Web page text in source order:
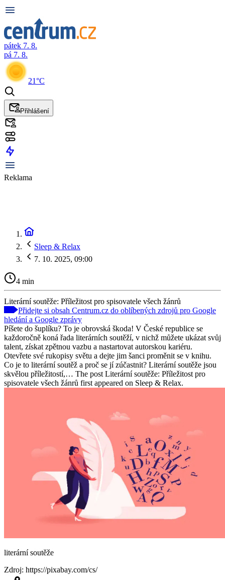
pátek 7. 8.
pá 7. 8.
21°C
Přihlášení
Reklama
Sleep & Relax
7. 10. 2025, 09:00
4 min
Literární soutěže: Příležitost pro spisovatele všech žánrů
Přidejte si obsah Centrum.cz do oblíbených zdrojů pro Google
hledání a Google zprávy
Píšete do šuplíku? To je obrovská škoda! V České republice se
každoročně koná řada literárních soutěží, v nichž můžete ukázat svůj
talent, získat zpětnou vazbu a nastartovat autorskou kariéru.
Otevřete své rukopisy světu a dejte jim šanci proměnit se v knihu.
Co je to literární soutěž a proč se jí zúčastnit? Literární soutěže jsou
skvělou příležitostí,… The post Literární soutěže: Příležitost pro
spisovatele všech žánrů first appeared on Sleep & Relax.
literární soutěže
Zdroj: https://pixabay.com/cs/